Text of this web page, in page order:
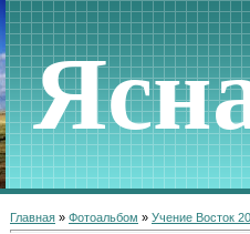
Главная » Фотоальбом » Учение Восток